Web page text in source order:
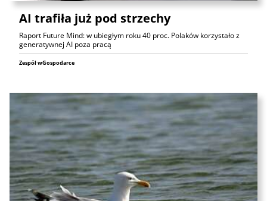
AI trafiła już pod strzechy
Raport Future Mind: w ubiegłym roku 40 proc. Polaków korzystało z
generatywnej AI poza pracą
Zespół wGospodarce